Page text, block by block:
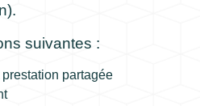
suivantes :
partagée